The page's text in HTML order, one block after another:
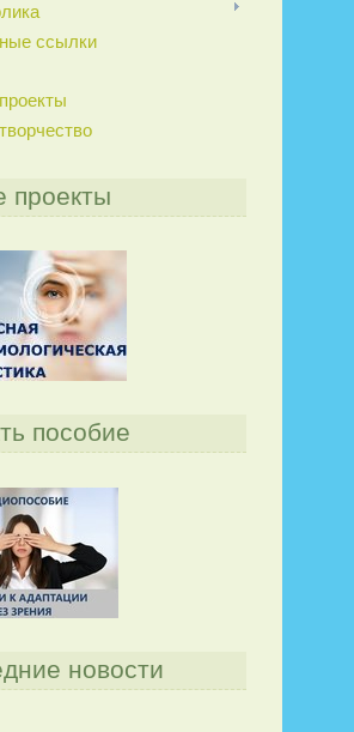
ссылки
проекты
пособие
новости